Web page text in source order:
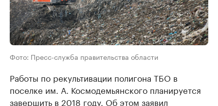
Фото: Пресс-служба правительства области
Работы по рекультивации полигона ТБО в
поселке им. А. Космодемьянского планируется
завершить в 2018 году. Об этом заявил